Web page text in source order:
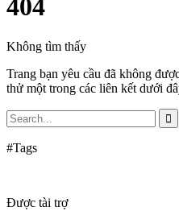
404
Không tìm thấy
Trang bạn yêu cầu đã không
thử một trong các liên kết dưới
#Tags
Được tài trợ